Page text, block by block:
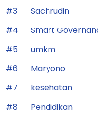
#3
Sachrudin
#4
Smart
#5
umkm
#6
Maryono
#7
kesehatan
#8
Pendidikan